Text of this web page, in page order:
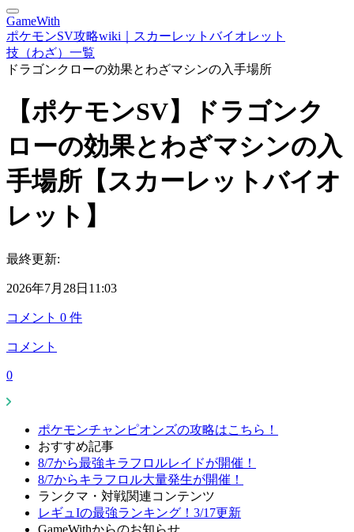
GameWith
ポケモンSV攻略wiki｜スカーレットバイオレット
技（わざ）一覧
ドラゴンクローの効果とわざマシンの入手場所
【ポケモンSV】ドラゴンク
ローの効果とわざマシンの入
手場所【スカーレットバイオ
レット】
最終更新:
2026年7月28日11:03
コメント 0 件
コメント
0
ポケモンチャンピオンズの攻略はこちら！
おすすめ記事
8/7から最強キラフロルレイドが開催！
8/7からキラフロル大量発生が開催！
ランクマ・対戦関連コンテンツ
レギュIの最強ランキング！3/17更新
GameWithからのお知らせ